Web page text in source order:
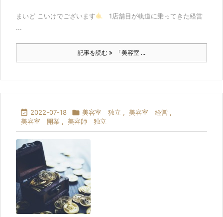
まいど こいけでございます
1店舗目が軌道に乗ってきた経営
...
記事を読む 「美容室 ...
 2022-07-18  美容室 独立 , 美容室 経営 ,
美容室 開業 , 美容師 独立